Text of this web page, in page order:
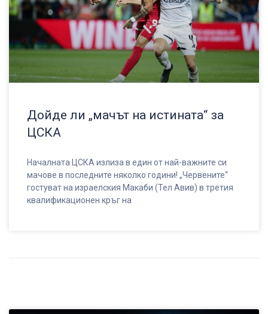
Дойде ли „мачът на истината“ за
ЦСКА
Началната ЦСКА излиза в един от най-важните си
мачове в последните няколко години! „Червените“
гостуват на израелския Макаби (Тел Авив) в третия
квалификационен кръг на